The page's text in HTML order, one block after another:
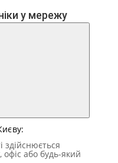
у мережу
здійснюється
або будь-який